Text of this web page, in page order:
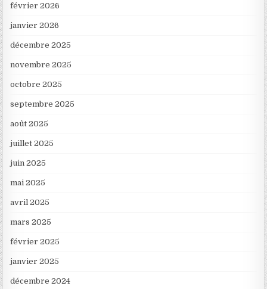
février 2026
janvier 2026
décembre 2025
novembre 2025
octobre 2025
septembre 2025
août 2025
juillet 2025
juin 2025
mai 2025
avril 2025
mars 2025
février 2025
janvier 2025
décembre 2024